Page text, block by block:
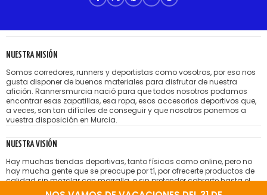
NUESTRA MISIÓN
Somos corredores, runners y deportistas como vosotros, por eso nos
gusta disponer de buenos materiales para disfrutar de nuestra
afición. Rannersmurcia nació para que todos nosotros podamos
encontrar esas zapatillas, esa ropa, esos accesorios deportivos que,
a veces, son tan difíciles de conseguir y que nosotros ponemos a
vuestra disposición en Murcia.
NUESTRA VISIÓN
Hay muchas tiendas deportivas, tanto físicas como online, pero no
hay mucha gente que se preocupe por tí, por ofrecerte productos de
calidad sin mezclar con morralla, o sin pretender cobrarte hasta el
hígado por lo que te venden. Nos gusta la idea de tener amigos